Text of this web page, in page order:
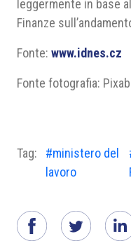
leggermente in base
Finanze
Fonte: www.idnes.cz
Fonte fotografia:
Tag:
#ministero del
lavoro